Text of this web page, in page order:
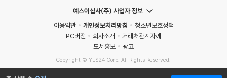
예스이십사(주) 사업자 정보
이용약관
개인정보처리방침
청소년보호정책
PC버전
회사소개
거래처관계자께
도서홍보
광고
Copyright © YES24 Corp. All Rights Reserved.
MATOM11